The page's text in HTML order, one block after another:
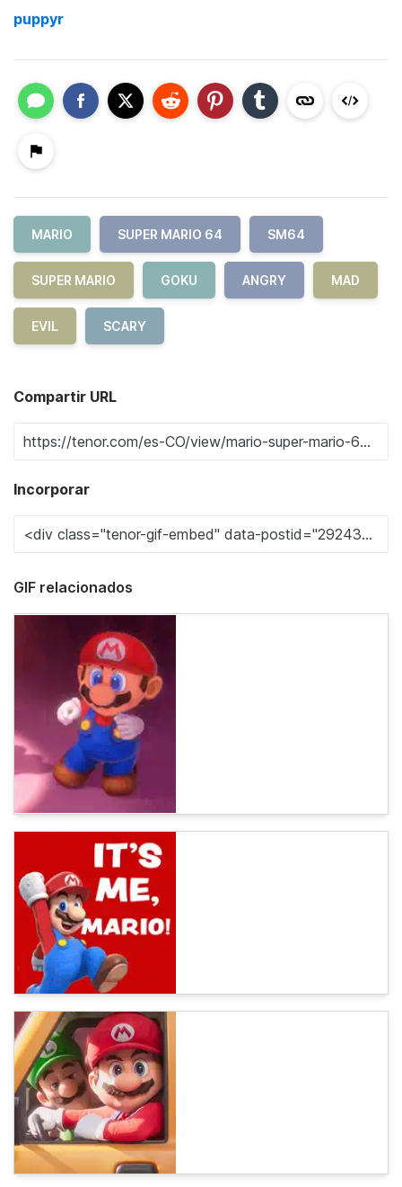
puppyr
MARIO SUPER MARIO 64 SM64
SUPER MARIO GOKU ANGRY MAD
EVIL SCARY
Compartir URL
Incorporar
GIF relacionados